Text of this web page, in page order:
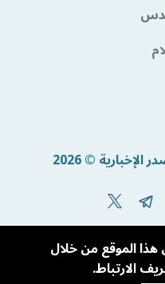
© 2026
Poweredالموقع من خلال
الارتباط.